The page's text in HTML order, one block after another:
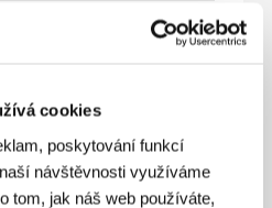
cookies
poskytování funkcí
návštěvnosti využíváme
tom, jak náš web používáte,
od Západu